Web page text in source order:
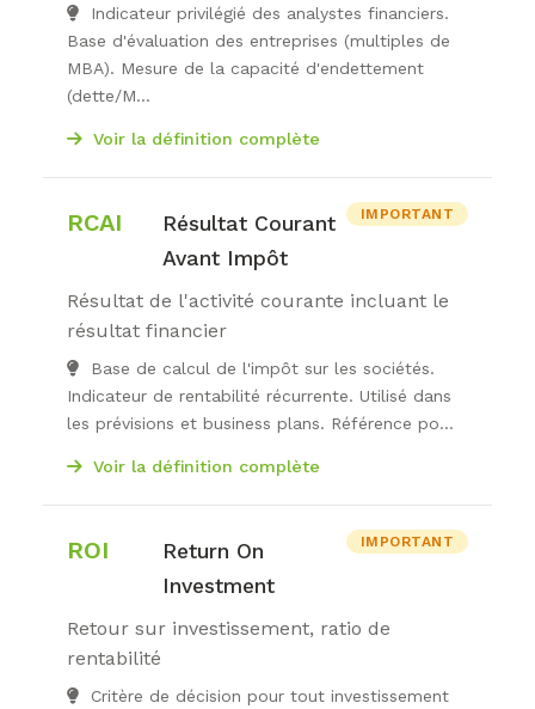
Indicateur privilégié des analystes financiers.
Base d'évaluation des entreprises (multiples de
MBA). Mesure de la capacité d'endettement
(dette/M...
Voir la définition complète
RCAI
Résultat Courant
Avant Impôt
IMPORTANT
Résultat de l'activité courante incluant le
résultat financier
Base de calcul de l'impôt sur les sociétés.
Indicateur de rentabilité récurrente. Utilisé dans
les prévisions et business plans. Référence po...
Voir la définition complète
ROI
Return On
Investment
IMPORTANT
Retour sur investissement, ratio de
rentabilité
Critère de décision pour tout investissement